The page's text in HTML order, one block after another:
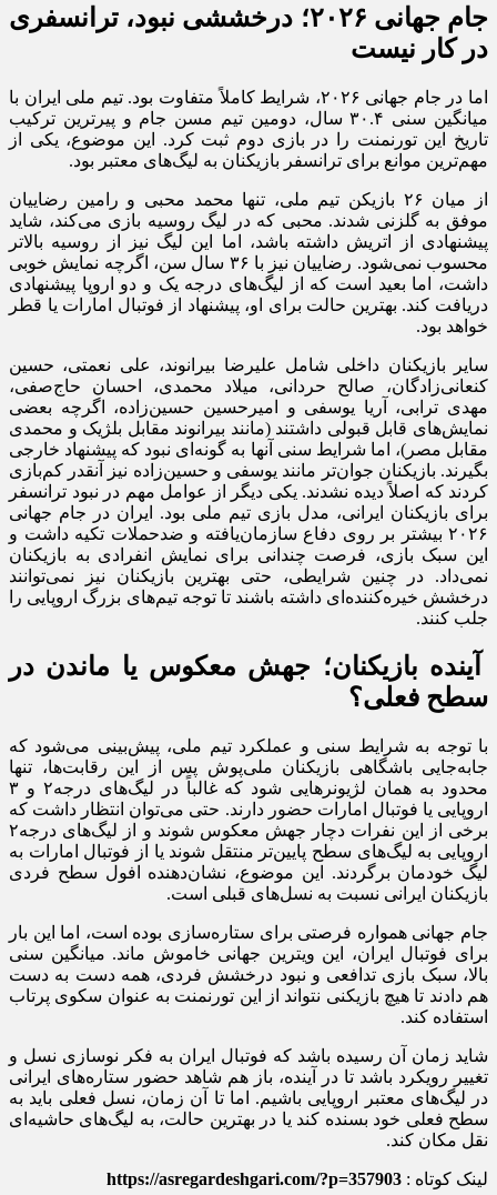
جام جهانی ۲۰۲۶؛ درخششی نبود، ترانسفری
در کار نیست
اما در جام جهانی ۲۰۲۶، شرایط کاملاً متفاوت بود. تیم ملی ایران با
میانگین سنی ۳۰.۴ سال، دومین تیم مسن جام و پیرترین ترکیب
تاریخ این تورنمنت را در بازی دوم ثبت کرد. این موضوع، یکی از
مهم‌ترین موانع برای ترانسفر بازیکنان به لیگ‌های معتبر بود.
از میان ۲۶ بازیکن تیم ملی، تنها محمد محبی و رامین رضاییان
موفق به گلزنی شدند. محبی که در لیگ روسیه بازی می‌کند، شاید
پیشنهادی از اتریش داشته باشد، اما این لیگ نیز از روسیه بالاتر
محسوب نمی‌شود. رضاییان نیز با ۳۶ سال سن، اگرچه نمایش خوبی
داشت، اما بعید است که از لیگ‌های درجه یک و دو اروپا پیشنهادی
دریافت کند. بهترین حالت برای او، پیشنهاد از فوتبال امارات یا قطر
خواهد بود.
سایر بازیکنان داخلی شامل علیرضا بیرانوند، علی نعمتی، حسین
کنعانی‌زادگان، صالح حردانی، میلاد محمدی، احسان حاج‌صفی،
مهدی ترابی، آریا یوسفی و امیرحسین حسین‌زاده، اگرچه بعضی
نمایش‌های قابل قبولی داشتند (مانند بیرانوند مقابل بلژیک و محمدی
مقابل مصر)، اما شرایط سنی آنها به گونه‌ای نبود که پیشنهاد خارجی
بگیرند. بازیکنان جوان‌تر مانند یوسفی و حسین‌زاده نیز آنقدر کم‌بازی
کردند که اصلاً دیده نشدند. یکی دیگر از عوامل مهم در نبود ترانسفر
برای بازیکنان ایرانی، مدل بازی تیم ملی بود. ایران در جام جهانی
۲۰۲۶ بیشتر بر روی دفاع سازمان‌یافته و ضدحملات تکیه داشت و
این سبک بازی، فرصت چندانی برای نمایش انفرادی به بازیکنان
نمی‌داد. در چنین شرایطی، حتی بهترین بازیکنان نیز نمی‌توانند
درخشش خیره‌کننده‌ای داشته باشند تا توجه تیم‌های بزرگ اروپایی را
جلب کنند.
آینده بازیکنان؛ جهش معکوس یا ماندن در
سطح فعلی؟
با توجه به شرایط سنی و عملکرد تیم ملی، پیش‌بینی می‌شود که
جابه‌جایی باشگاهی بازیکنان ملی‌پوش پس از این رقابت‌ها، تنها
محدود به همان لژیونرهایی شود که غالباً در لیگ‌های درجه‌۲ و ۳
اروپایی یا فوتبال امارات حضور دارند. حتی می‌توان انتظار داشت که
برخی از این نفرات دچار جهش معکوس شوند و از لیگ‌های درجه‌۲
اروپایی به لیگ‌های سطح پایین‌تر منتقل شوند یا از فوتبال امارات به
لیگ خودمان برگردند. این موضوع، نشان‌دهنده افول سطح فردی
بازیکنان ایرانی نسبت به نسل‌های قبلی است.
جام جهانی همواره فرصتی برای ستاره‌سازی بوده است، اما این بار
برای فوتبال ایران، این ویترین جهانی خاموش ماند. میانگین سنی
بالا، سبک بازی تدافعی و نبود درخشش فردی، همه دست به دست
هم دادند تا هیچ بازیکنی نتواند از این تورنمنت به عنوان سکوی پرتاب
استفاده کند.
شاید زمان آن رسیده باشد که فوتبال ایران به فکر نوسازی نسل و
تغییر رویکرد باشد تا در آینده، باز هم شاهد حضور ستاره‌های ایرانی
در لیگ‌های معتبر اروپایی باشیم. اما تا آن زمان، نسل فعلی باید به
سطح فعلی خود بسنده کند یا در بهترین حالت، به لیگ‌های حاشیه‌ای
نقل مکان کند.
لینک کوتاه : https://asregardeshgari.com/?p=357903